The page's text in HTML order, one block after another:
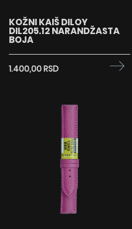
KOŽNI KAIŠ DILOY
DIL205.12 NARANDŽASTA
BOJA
1.400,00 RSD